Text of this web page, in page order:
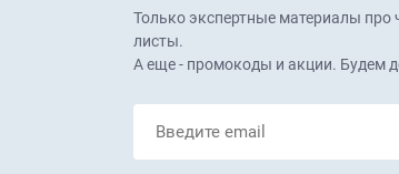
Только экспертные материалы про
листы.
А еще - промокоды и акции. Будем